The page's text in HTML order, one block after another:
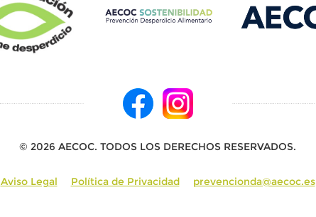
© 2026 AECOC. TODOS LOS DERECHOS RESERVADOS.
Aviso Legal Política de Privacidad prevencionda@aecoc.es